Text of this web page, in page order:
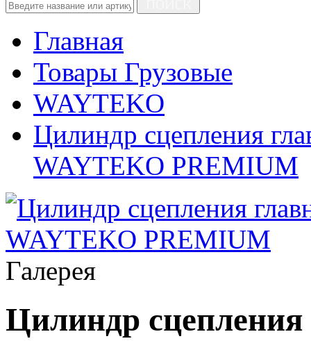
Главная
Товары Грузовые
WAYTEKO
Цилиндр сцепления
WAYTEKO PREMIUM
Галерея
Цилиндр сцепления